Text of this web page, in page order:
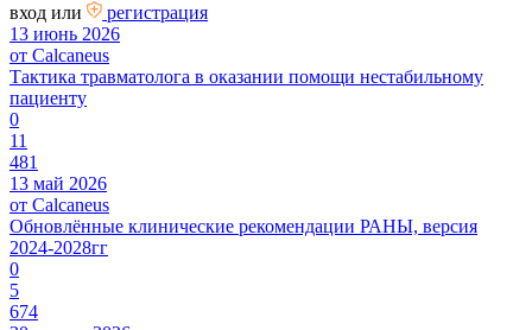
вход или
регистрация
13 июнь 2026
от Calcaneus
Тактика травматолога в оказании помощи нестабильному
пациенту
0
11
481
13 май 2026
от Calcaneus
Обновлённые клинические рекомендации РАНЫ, версия
2024-2028гг
0
5
674